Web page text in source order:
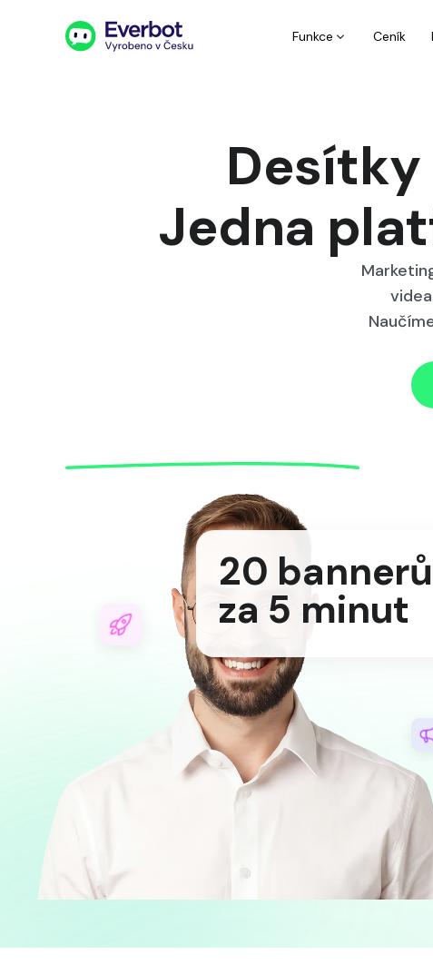
Funkce Ceník
Jedna
8
příspěvků
za 1